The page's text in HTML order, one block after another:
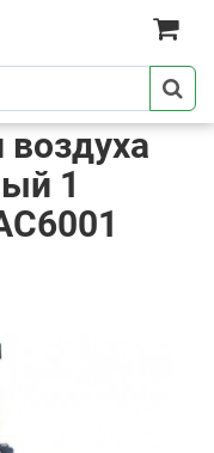
воздуха
1